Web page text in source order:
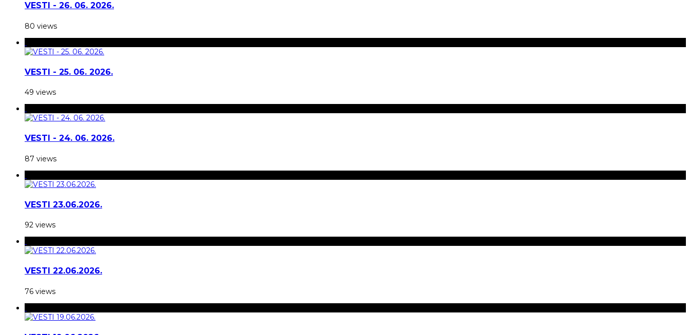
VESTI - 26. 06. 2026.
80 views
VESTI - 25. 06. 2026.
49 views
VESTI - 24. 06. 2026.
87 views
VESTI 23.06.2026.
92 views
VESTI 22.06.2026.
76 views